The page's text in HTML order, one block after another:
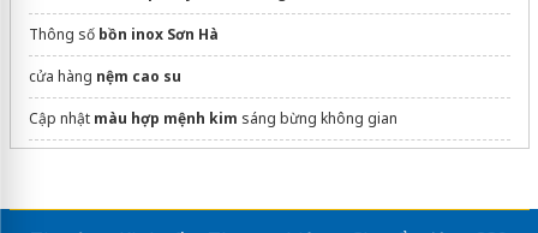
Thông số bồn inox Sơn Hà
cửa hàng nệm cao su
Cập nhật màu hợp mệnh kim sáng bừng không gian